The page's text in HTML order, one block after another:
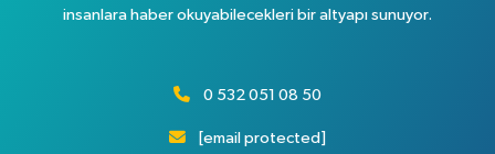
insanlara haber okuyabilecekleri bir altyapı sunuyor.
0 532 051 08 50
[email protected]